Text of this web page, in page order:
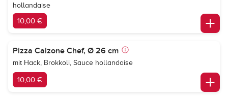
hollandaise
10,00 €
Pizza Calzone Chef, Ø 26 cm
mit Hack, Brokkoli, Sauce hollandaise
10,00 €